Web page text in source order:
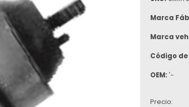
Marca
Marca
Código
OEM: '-
Precio: